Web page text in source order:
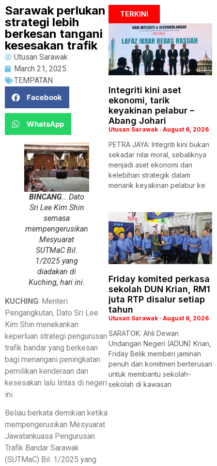
Sarawak perlukan
strategi lebih
berkesan tangani
kesesakan trafik
Utusan Sarawak
March 21, 2025
TEMPATAN
Facebook
WhatsApp
BINCANG… Dato
Sri Lee Kim Shin
semasa
mempengerusikan
Mesyuarat
SUTMaC Bil.
1/2025 yang
diadakan di
Kuching, hari ini.
KUCHING: Menteri
Pengangkutan, Dato Sri Lee
Kim Shin menekankan
keperluan strategi pengurusan
trafik bandar yang berkesan
bagi menangani peningkatan
pemilikan kenderaan dan
kesesakan lalu lintas di negeri
ini.
Beliau berkata demikian ketika
mempengerusikan Mesyuarat
Jawatankuasa Pengurusan
Trafik Bandar Sarawak
(SUTMaC) Bil. 1/2025 yang
TERKINI
Integriti kini aset
ekonomi, tarik
keyakinan pelabur –
Abang Johari
Utusan Sarawak August 6, 2026
PETRA JAYA: Integriti kini bukan
sekadar nilai moral, sebaliknya
menjadi aset ekonomi dan
kelebihan strategik dalam
menarik keyakinan pelabur ke
Friday komited perkasa
sekolah DUN Krian, RM1
juta RTP disalur setiap
tahun
Utusan Sarawak August 6, 2026
SARATOK: Ahli Dewan
Undangan Negeri (ADUN) Krian,
Friday Belik memberi jaminan
penuh dan komitmen berterusan
untuk membantu sekolah-
sekolah di kawasan